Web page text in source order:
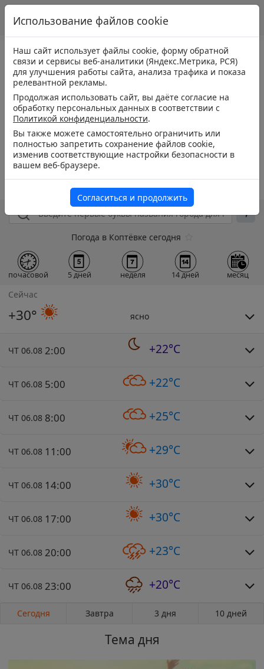
Погода в Коптёвке сегодня
почасовой 5 дней неделя 14 дней месяц
Сейчас
+30° ясно
ЧТ 06.08 2:00 +22°C
ЧТ 06.08 5:00 +22°C
ЧТ 06.08 8:00 +25°C
ЧТ 06.08 11:00 +29°C
ЧТ 06.08 14:00 +30°C
ЧТ 06.08 17:00 +30°C
ЧТ 06.08 20:00 +23°C
ЧТ 06.08 23:00 +20°C
Сегодня Завтра 3 дня 10 дней
Тема дня
Использование файлов cookie
Наш сайт использует файлы cookie, форму обратной
связи и сервисы веб-аналитики (Яндекс.Метрика, РСЯ)
для улучшения работы сайта, анализа трафика и показа
релевантной рекламы.
Продолжая использовать сайт, вы даёте согласие на
обработку персональных данных в соответствии с
Политикой конфиденциальности.
Вы также можете самостоятельно ограничить или
полностью запретить сохранение файлов cookie,
изменив соответствующие настройки безопасности в
вашем веб-браузере.
Согласиться и продолжить